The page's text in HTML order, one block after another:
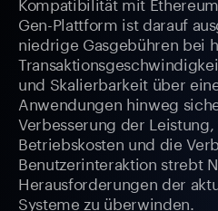
Gen-Plattform ist darauf
niedrige Gasgebühren bei
und Skalierbarkeit über
Anwendungen hinweg
Verbesserung der
Betriebskosten und die
Benutzerinteraktion strebt
Herausforderungen der
Systeme zu überwinden.